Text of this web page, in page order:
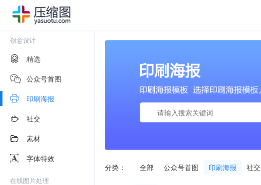
创意设计
精选
公众号首图
印刷海报
社交
素材
字体特效
在线图片处理
分类： 全部 公众号首图 印刷海报 社交